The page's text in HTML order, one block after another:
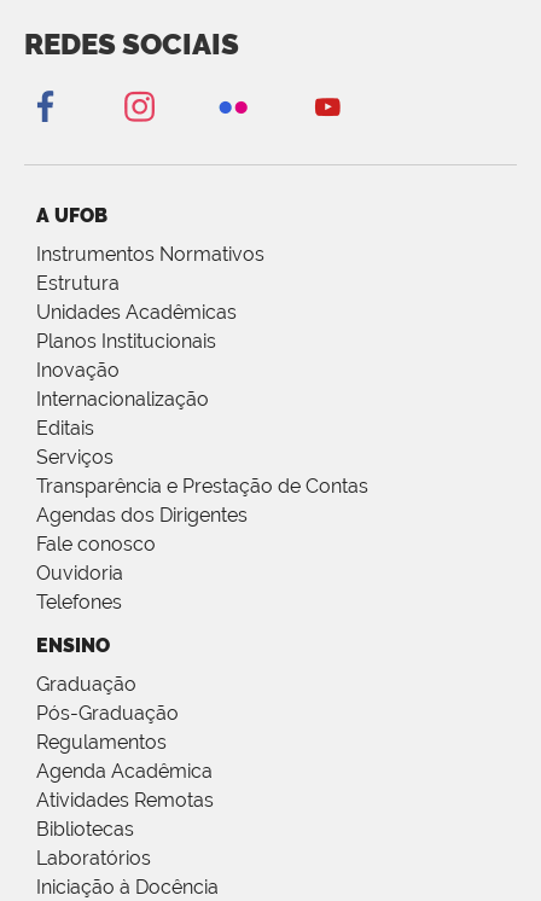
REDES SOCIAIS
A UFOB
Instrumentos Normativos
Estrutura
Unidades Acadêmicas
Planos Institucionais
Inovação
Internacionalização
Editais
Serviços
Transparência e Prestação de Contas
Agendas dos Dirigentes
Fale conosco
Ouvidoria
Telefones
ENSINO
Graduação
Pós-Graduação
Regulamentos
Agenda Acadêmica
Atividades Remotas
Bibliotecas
Laboratórios
Iniciação à Docência